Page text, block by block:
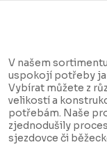
v
l
á
d
a
V našem
uspokojí potřeby
Vybírat můžete z
velikostí a
potřebám. Naše
zjednodušily
sjezdovce či